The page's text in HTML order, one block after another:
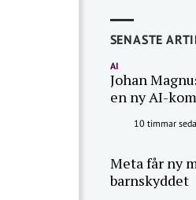
SENASTE
AI
Johan
en ny AI-
10 timmar
Meta får ny
barnskyddet